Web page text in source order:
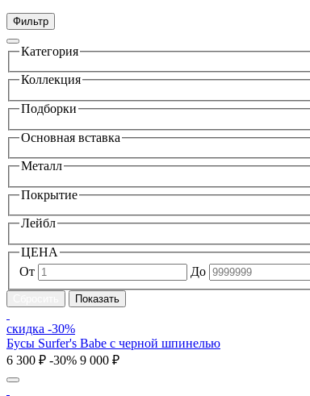
Фильтр
Категория
Коллекция
Подборки
Основная вставка
Металл
Покрытие
Лейбл
ЦЕНА
От
До
скидка -30%
Бусы Surfer's Babe с черной шпинелью
6 300 ₽ -30% 9 000 ₽